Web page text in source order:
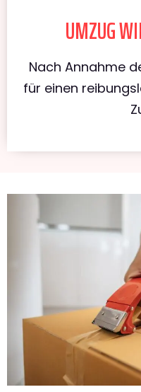
UMZUG
Nach Annahme
für einen